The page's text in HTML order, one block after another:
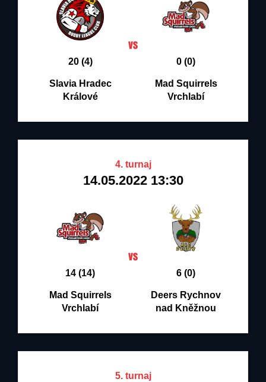
20 (4)
Slavia Hradec
Králové
0 (0)
Mad Squirrels
Vrchlabí
4. turnaj
14.05.2022 13:30
14 (14)
Mad Squirrels
Vrchlabí
6 (0)
Deers Rychnov
nad Kněžnou
5. turnaj